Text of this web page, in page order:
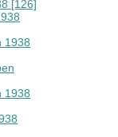
[126]
1938
1938